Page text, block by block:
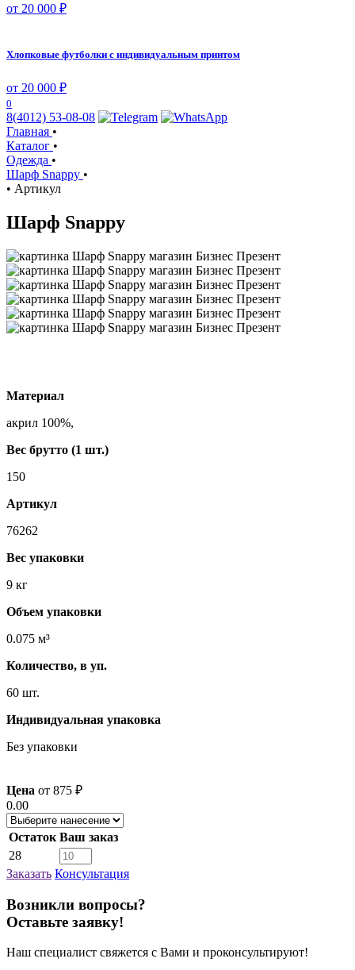
от 20 000 ₽
Хлопковые футболки с индивидуальным принтом
от 20 000 ₽
0
8(4012) 53-08-08
Главная •
Каталог •
Одежда •
Шарф Snappy •
• Артикул
Шарф Snappy
Материал
акрил 100%,
Вес брутто (1 шт.)
150
Артикул
76262
Вес упаковки
9 кг
Объем упаковки
0.075 м³
Количество, в уп.
60 шт.
Индивидуальная упаковка
Без упаковки
Цена от 875 ₽
0.00
Остаток Ваш заказ
28
Заказать Консультация
Возникли вопросы?
Оставьте заявку!
Наш специалист свяжется с Вами и проконсультируют!